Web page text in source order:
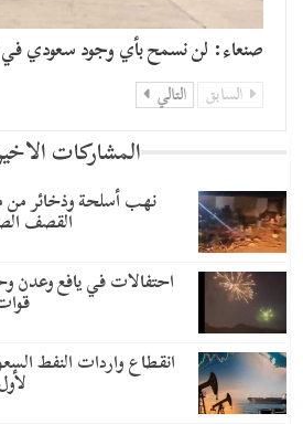
صنعاء: لن نسمح بأي وجود سعودي في
السابق التالي
المشاركات
نهب أسلحة وذخائر
القصف
احتفالات في يافع
انقطاع واردات النفط